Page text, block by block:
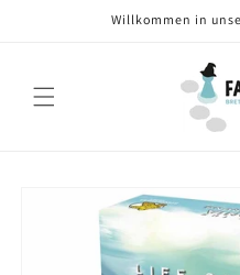
Willkommen in